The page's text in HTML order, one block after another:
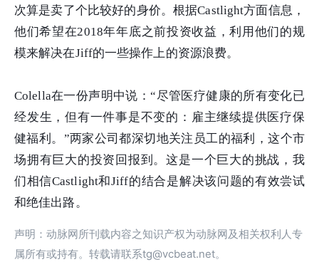
次算是卖了个比较好的身价。根据Castlight方面信息，
他们希望在2018年年底之前投资收益，利用他们的规
模来解决在Jiff的一些操作上的资源浪费。
Colella在一份声明中说：“尽管医疗健康的所有变化已
经发生，但有一件事是不变的：雇主继续提供医疗保
健福利。”两家公司都深切地关注员工的福利，这个市
场拥有巨大的投资回报到。这是一个巨大的挑战，我
们相信Castlight和Jiff的结合是解决该问题的有效尝试
和绝佳出路。
声明：动脉网所刊载内容之知识产权为动脉网及相关权利人专
属所有或持有。转载请联系tg@vcbeat.net。